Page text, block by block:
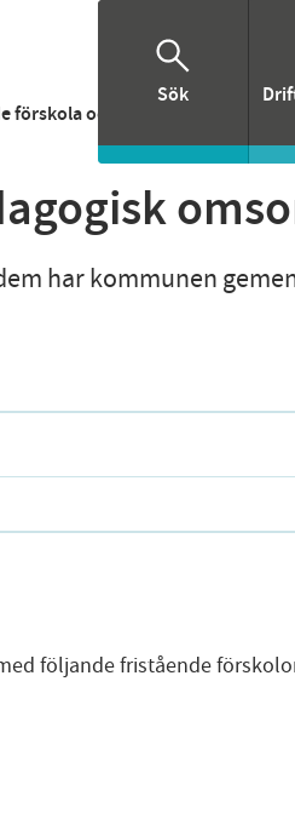
Sök
förskola och pedagogisk omsorg
har kommunen
följande fristående